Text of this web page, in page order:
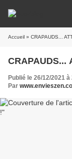
Accueil » CRAPAUDS...
CRAPAUDS...
Publié le 26/12/2021 à
Par